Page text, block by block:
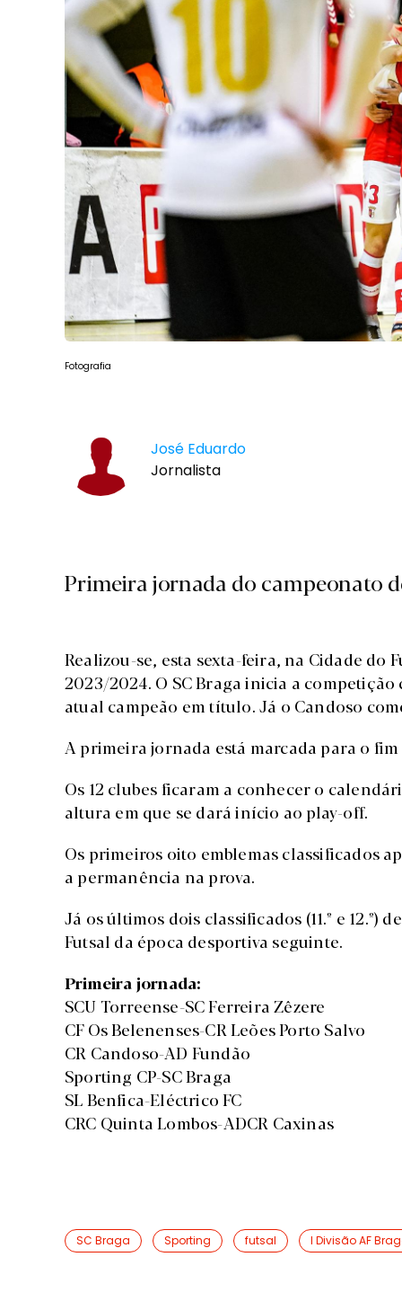
Fotografia
José Eduardo
Jornalista
Primeira jornada do campeonato
Realizou-se, esta sexta-feira, na Cidade do
2023/2024. O SC Braga inicia a
atual campeão em título. Já o Candoso
A primeira jornada está marcada para o
Os 12 clubes ficaram a conhecer o
altura em que se dará início ao play-off.
Os primeiros oito emblemas classificados
a permanência na prova.
Já os últimos dois classificados (11.º e
Futsal da época desportiva seguinte.
Primeira jornada:
SCU Torreense-SC Ferreira Zêzere
CF Os Belenenses-CR Leões Porto Salvo
CR Candoso-AD Fundão
Sporting CP-SC Braga
SL Benfica-Eléctrico FC
CRC Quinta Lombos-ADCR Caxinas
SC Braga Sporting futsal I Divisão AF